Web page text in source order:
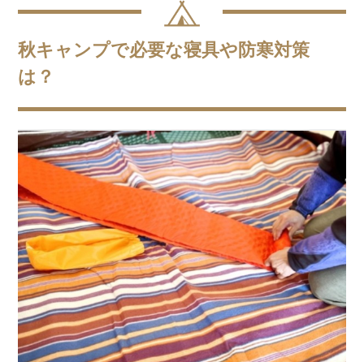
秋キャンプで必要な寝具や防寒対策
は？